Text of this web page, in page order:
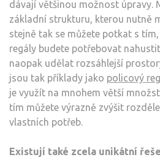
dávají většinou možnost úpravy.
základní strukturu, kterou nutně
stejně tak se můžete potkat s
regály budete potřebovat
naopak udělat rozsáhlejší
jsou tak příklady jako policový
je využít na mnohem větší
tím můžete výrazně zvýšit
vlastních potřeb.
Existují také zcela unikátní